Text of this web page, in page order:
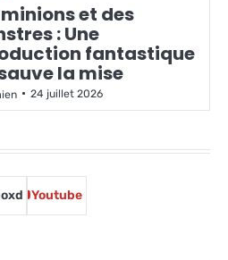
minions et des
: Une
fantastique
la mise
24 juillet 2026
Youtube